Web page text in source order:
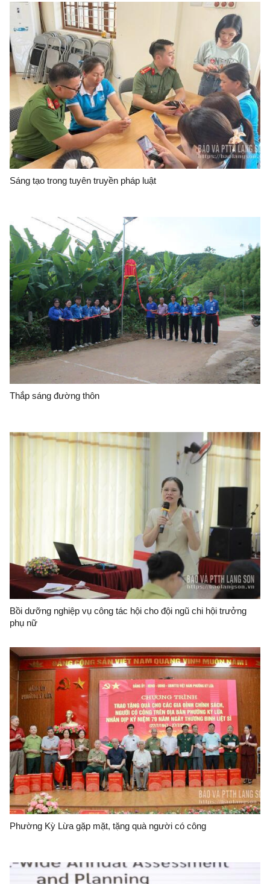
Sáng tạo trong tuyên truyền pháp luật
Thắp sáng đường thôn
Bồi dưỡng nghiệp vụ công tác hội cho đội ngũ chi hội trưởng
phụ nữ
Phường Kỳ Lừa gặp mặt, tặng quà người có công